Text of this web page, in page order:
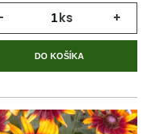
ks +
DO KOŠÍKA